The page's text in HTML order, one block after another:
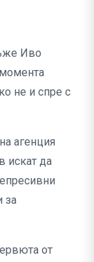
Иво
не и спре с
агенция
искат да
за
от